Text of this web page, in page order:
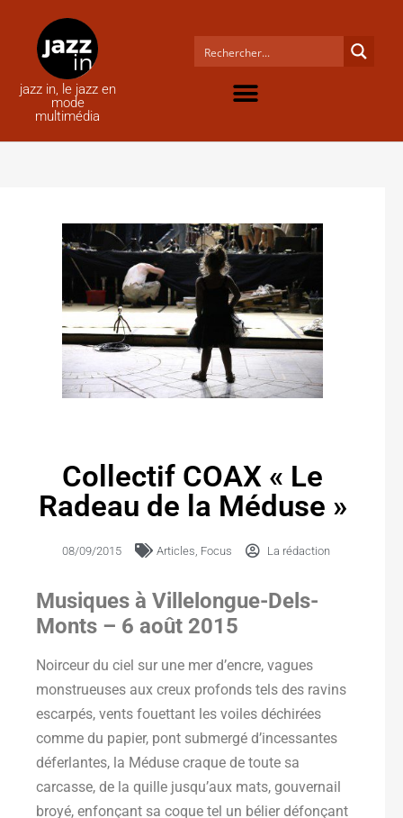
jazz in, le jazz en
mode
multimédia
Collectif COAX « Le
Radeau de la Méduse »
08/09/2015 Articles Focus La rédaction
Musiques à Villelongue-Dels-
Monts – 6 août 2015
Noirceur du ciel sur une mer d’encre, vagues
monstrueuses aux creux profonds tels des ravins
escarpés, vents fouettant les voiles déchirées
comme du papier, pont submergé d’incessantes
déferlantes, la Méduse craque de toute sa
carcasse, de la quille jusqu’aux mats, gouvernail
broyé, enfonçant sa coque tel un bélier défonçant